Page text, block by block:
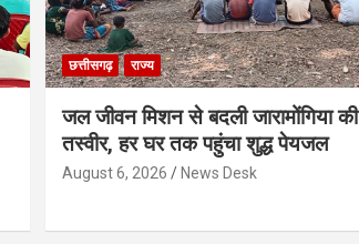
छत्तीसगढ़ राज्य
जल जीवन मिशन से बदली जारामोंगिया की
तस्वीर, हर घर तक पहुंचा शुद्ध पेयजल
August 6, 2026 News Desk